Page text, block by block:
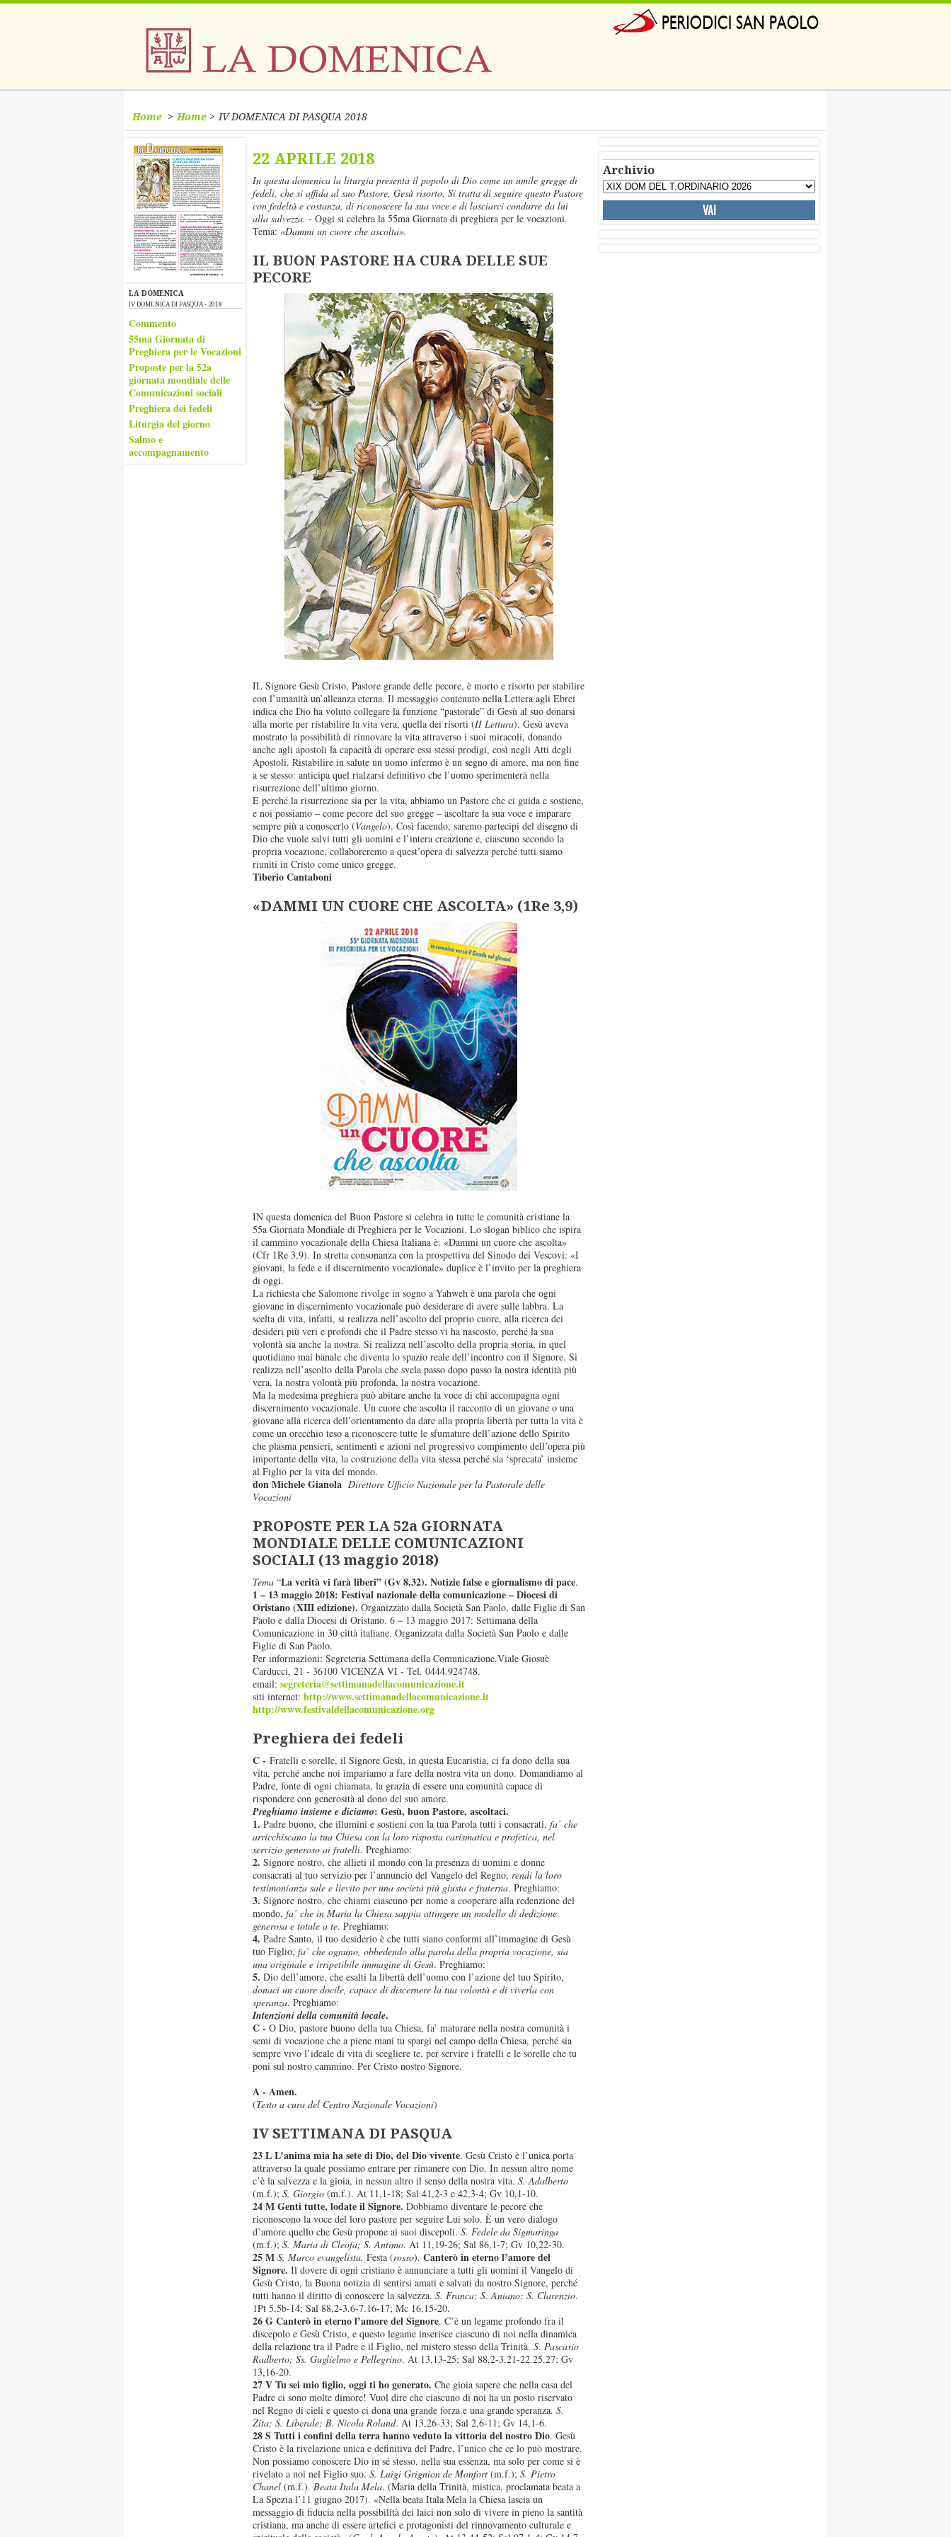
Home Home IV DOMENICA DI PASQUA 2018
LA DOMENICA
IV DOMENICA DI PASQUA - 2018
Commento
55ma Giornata di
Preghiera per le Vocazioni
Proposte per la 52a
giornata mondiale delle
Comunicazioni sociali
Preghiera dei fedeli
Liturgia del giorno
Salmo e
accompagnamento
22 APRILE 2018
In questa domenica la liturgia presenta il popolo di Dio come un umile gregge di
fedeli, che si affida al suo Pastore, Gesù risorto. Si tratta di seguire questo Pastore
con fedeltà e costanza, di riconoscere la sua voce e di lasciarci condurre da lui
alla salvezza. - Oggi si celebra la 55ma Giornata di preghiera per le vocazioni.
Tema: «Dammi un cuore che ascolta».
IL BUON PASTORE HA CURA DELLE SUE
PECORE
IL Signore Gesù Cristo, Pastore grande delle pecore, è morto e risorto per stabilire
con l’umanità un’alleanza eterna. Il messaggio contenuto nella Lettera agli Ebrei
indica che Dio ha voluto collegare la funzione “pastorale” di Gesù al suo donarsi
alla morte per ristabilire la vita vera, quella dei risorti (II Lettura). Gesù aveva
mostrato la possibilità di rinnovare la vita attraverso i suoi miracoli, donando
anche agli apostoli la capacità di operare essi stessi prodigi, così negli Atti degli
Apostoli. Ristabilire in salute un uomo infermo è un segno di amore, ma non fine
a se stesso: anticipa quel rialzarsi definitivo che l’uomo sperimenterà nella
risurrezione dell’ultimo giorno.
E perché la risurrezione sia per la vita, abbiamo un Pastore che ci guida e sostiene,
e noi possiamo – come pecore del suo gregge – ascoltare la sua voce e imparare
sempre più a conoscerlo (Vangelo). Così facendo, saremo partecipi del disegno di
Dio che vuole salvi tutti gli uomini e l’intera creazione e, ciascuno secondo la
propria vocazione, collaboreremo a quest’opera di salvezza perché tutti siamo
riuniti in Cristo come unico gregge.
Tiberio Cantaboni
«DAMMI UN CUORE CHE ASCOLTA» (1Re 3,9)
IN questa domenica del Buon Pastore si celebra in tutte le comunità cristiane la
55a Giornata Mondiale di Preghiera per le Vocazioni. Lo slogan biblico che ispira
il cammino vocazionale della Chiesa Italiana è: «Dammi un cuore che ascolta»
(Cfr 1Re 3,9). In stretta consonanza con la prospettiva del Sinodo dei Vescovi: «I
giovani, la fede e il discernimento vocazionale» duplice è l’invito per la preghiera
di oggi.
La richiesta che Salomone rivolge in sogno a Yahweh è una parola che ogni
giovane in discernimento vocazionale può desiderare di avere sulle labbra. La
scelta di vita, infatti, si realizza nell’ascolto del proprio cuore, alla ricerca dei
desideri più veri e profondi che il Padre stesso vi ha nascosto, perché la sua
volontà sia anche la nostra. Si realizza nell’ascolto della propria storia, in quel
quotidiano mai banale che diventa lo spazio reale dell’incontro con il Signore. Si
realizza nell’ascolto della Parola che svela passo dopo passo la nostra identità più
vera, la nostra volontà più profonda, la nostra vocazione.
Ma la medesima preghiera può abitare anche la voce di chi accompagna ogni
discernimento vocazionale. Un cuore che ascolta il racconto di un giovane o una
giovane alla ricerca dell’orientamento da dare alla propria libertà per tutta la vita è
come un orecchio teso a riconoscere tutte le sfumature dell’azione dello Spirito
che plasma pensieri, sentimenti e azioni nel progressivo compimento dell’opera più
importante della vita, la costruzione della vita stessa perché sia ‘sprecata’ insieme
al Figlio per la vita del mondo.
don Michele Gianola Direttore Ufficio Nazionale per la Pastorale delle
Vocazioni
PROPOSTE PER LA 52a GIORNATA
MONDIALE DELLE COMUNICAZIONI
SOCIALI (13 maggio 2018)
Tema “La verità vi farà liberi”(Gv 8,32). Notizie false e giornalismo di pace.
1 – 13 maggio 2018: Festival nazionale della comunicazione – Diocesi di
Oristano (XIII edizione). Organizzato dalla Società San Paolo, dalle Figlie di San
Paolo e dalla Diocesi di Oristano. 6 – 13 maggio 2017: Settimana della
Comunicazione in 30 città italiane. Organizzata dalla Società San Paolo e dalle
Figlie di San Paolo.
Per informazioni: Segreteria Settimana della Comunicazione.Viale Giosuè
Carducci, 21 - 36100 VICENZA VI - Tel. 0444.924748.
email: segreteria@settimanadellacomunicazione.it
siti internet: http://www.settimanadellacomunicazione.it
http://www.festivaldellacomunicazione.org
Preghiera dei fedeli
C - Fratelli e sorelle, il Signore Gesù, in questa Eucaristia, ci fa dono della sua
vita, perché anche noi impariamo a fare della nostra vita un dono. Domandiamo al
Padre, fonte di ogni chiamata, la grazia di essere una comunità capace di
rispondere con generosità al dono del suo amore.
Preghiamo insieme e diciamo: Gesù, buon Pastore, ascoltaci.
1. Padre buono, che illumini e sostieni con la tua Parola tutti i consacrati, fa’ che
arricchiscano la tua Chiesa con la loro risposta carismatica e profetica, nel
servizio generoso ai fratelli. Preghiamo:
2. Signore nostro, che allieti il mondo con la presenza di uomini e donne
consacrati al tuo servizio per l’annuncio del Vangelo del Regno, rendi la loro
testimonianza sale e lievito per una società più giusta e fraterna. Preghiamo:
3. Signore nostro, che chiami ciascuno per nome a cooperare alla redenzione del
mondo, fa’ che in Maria la Chiesa sappia attingere un modello di dedizione
generosa e totale a te. Preghiamo:
4. Padre Santo, il tuo desiderio è che tutti siano conformi all’immagine di Gesù
tuo Figlio, fa’ che ognuno, obbedendo alla parola della propria vocazione, sia
una originale e irripetibile immagine di Gesù. Preghiamo:
5. Dio dell’amore, che esalti la libertà dell’uomo con l’azione del tuo Spirito,
donaci un cuore docile, capace di discernere la tua volontà e di viverla con
speranza. Preghiamo:
Intenzioni della comunità locale.
C - O Dio, pastore buono della tua Chiesa, fa’ maturare nella nostra comunità i
semi di vocazione che a piene mani tu spargi nel campo della Chiesa, perché sia
sempre vivo l’ideale di vita di scegliere te, per servire i fratelli e le sorelle che tu
poni sul nostro cammino. Per Cristo nostro Signore.
A - Amen.
(Testo a cura del Centro Nazionale Vocazioni)
IV SETTIMANA DI PASQUA
23 L L’anima mia ha sete di Dio, del Dio vivente. Gesù Cristo è l’unica porta
attraverso la quale possiamo entrare per rimanere con Dio. In nessun altro nome
c’è la salvezza e la gioia, in nessun altro il senso della nostra vita. S. Adalberto
(m.f.); S. Giorgio (m.f.). At 11,1-18; Sal 41,2-3 e 42,3-4; Gv 10,1-10.
24 M Genti tutte, lodate il Signore. Dobbiamo diventare le pecore che
riconoscono la voce del loro pastore per seguire Lui solo. È un vero dialogo
d’amore quello che Gesù propone ai suoi discepoli. S. Fedele da Sigmaringa
(m.f.); S. Maria di Cleofa; S. Antimo. At 11,19-26; Sal 86,1-7; Gv 10,22-30.
25 M S. Marco evangelista. Festa (rosso). Canterò in eterno l’amore del
Signore. Il dovere di ogni cristiano è annunciare a tutti gli uomini il Vangelo di
Gesù Cristo, la Buona notizia di sentirsi amati e salvati da nostro Signore, perché
tutti hanno il diritto di conoscere la salvezza. S. Franca; S. Aniano; S. Clarenzio.
1Pt 5,5b-14; Sal 88,2-3.6-7.16-17; Mc 16,15-20.
26 G Canterò in eterno l’amore del Signore. C’è un legame profondo fra il
discepolo e Gesù Cristo, e questo legame inserisce ciascuno di noi nella dinamica
della relazione tra il Padre e il Figlio, nel mistero stesso della Trinità. S. Pascasio
Radberto; Ss. Guglielmo e Pellegrino. At 13,13-25; Sal 88,2-3.21-22.25.27; Gv
13,16-20.
27 V Tu sei mio figlio, oggi ti ho generato. Che gioia sapere che nella casa del
Padre ci sono molte dimore! Vuol dire che ciascuno di noi ha un posto riservato
nel Regno di cieli e questo ci dona una grande forza e una grande speranza. S.
Zita; S. Liberale; B. Nicola Roland. At 13,26-33; Sal 2,6-11; Gv 14,1-6.
28 S Tutti i confini della terra hanno veduto la vittoria del nostro Dio. Gesù
Cristo è la rivelazione unica e definitiva del Padre, l’unico che ce lo può mostrare.
Non possiamo conoscere Dio in sé stesso, nella sua essenza, ma solo per come si è
rivelato a noi nel Figlio suo. S. Luigi Grignion de Monfort (m.f.); S. Pietro
Chanel (m.f.). Beata Itala Mela. (Maria della Trinità, mistica, proclamata beata a
La Spezia l’11 giugno 2017). «Nella beata Itala Mela la Chiesa lascia un
messaggio di fiducia nella possibilità dei laici non solo di vivere in pieno la santità
cristiana, ma anche di essere artefici e protagonisti del rinnovamento culturale e
Archivio
VAI